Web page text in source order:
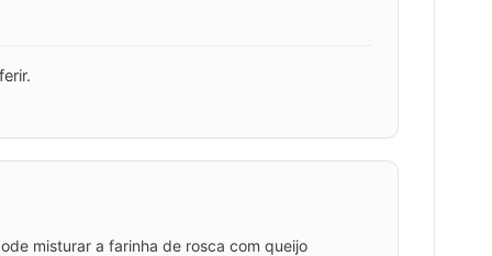
misturar a farinha de rosca com queijo